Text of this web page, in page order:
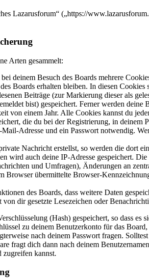
Lazarusforum“ („https://
Arten gesammelt:
deinem Besuch des Boards mehrere
Boards erhalten bleiben. In diesen
Beiträge (zur Markierung dieser als
bist) gespeichert. Ferner werden
von einem Jahr. Alle Cookies kannst du
die du bei der Registrierung, in
Adresse und ein Passwort notwendig.
Nachricht erstellst, so werden die dort
wird auch deine IP-Adresse gespeichert.
und Umfragen), Änderungen an
Browser übermittelte Browser-
des Boards, dass weitere Daten
dir gesetzte Lesezeichen oder
(Hash) gespeichert, so dass
zu deinem Benutzerkonto für das
nach deinem Passwort fragen.
fragt dich dann nach deinem
zugreifen kannst.